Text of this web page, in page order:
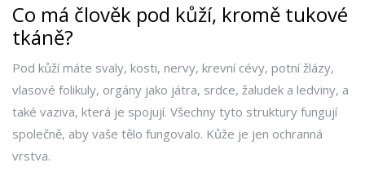
Co má člověk pod kůží, kromě tukové
tkáně?
Pod kůží máte svaly, kosti, nervy, krevní cévy, potní žlázy,
vlasové folikuly, orgány jako játra, srdce, žaludek a ledviny, a
také vaziva, která je spojují. Všechny tyto struktury fungují
společně, aby vaše tělo fungovalo. Kůže je jen ochranná
vrstva.